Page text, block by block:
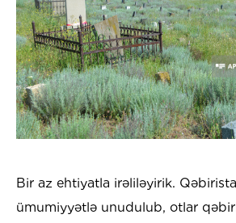
Bir az ehtiyatla irəliləyirik.
ümumiyyətlə unudulub, otlar